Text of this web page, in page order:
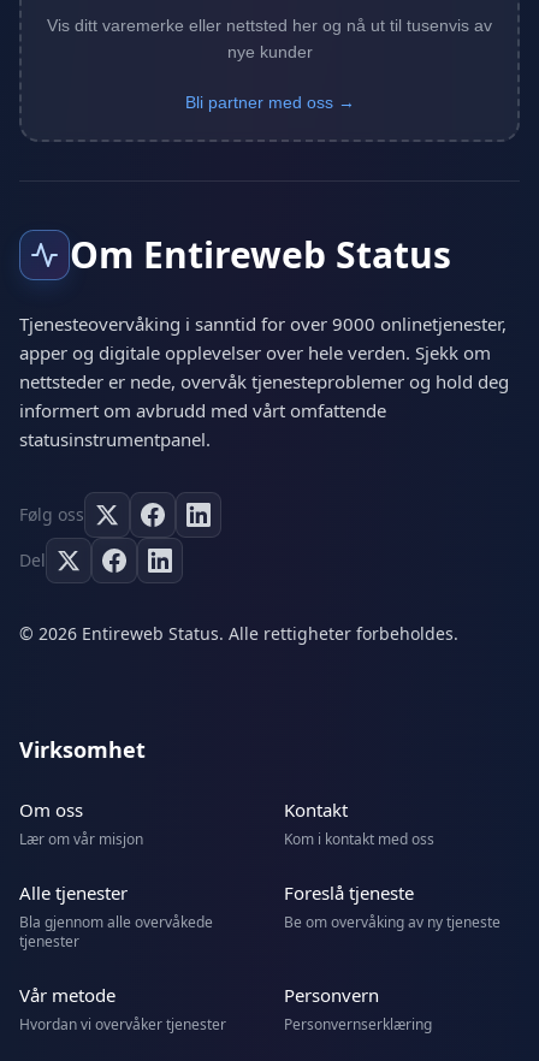
Vis ditt varemerke eller nettsted her og nå ut til tusenvis av
nye kunder
Bli partner med oss →
Om Entireweb Status
Tjenesteovervåking i sanntid for over 9000 onlinetjenester,
apper og digitale opplevelser over hele verden. Sjekk om
nettsteder er nede, overvåk tjenesteproblemer og hold deg
informert om avbrudd med vårt omfattende
statusinstrumentpanel.
Følg oss
Del
© 2026 Entireweb Status. Alle rettigheter forbeholdes.
Virksomhet
Om oss
Lær om vår misjon
Kontakt
Kom i kontakt med oss
Alle tjenester
Bla gjennom alle overvåkede
tjenester
Foreslå tjeneste
Be om overvåking av ny tjeneste
Vår metode
Hvordan vi overvåker tjenester
Personvern
Personvernserklæring